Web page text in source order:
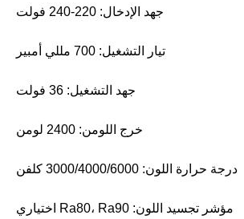
جهد الإدخال: 220-240 فولت
تيار التشغيل: 700 مللي أمبير
جهد التشغيل: 36 فولت
خرج اللومن: 2400 لومن
درجة حرارة اللون: 3000/4000/6000 كلفن
مؤشر تجسيد اللون: Ra80، Ra90 اختياري